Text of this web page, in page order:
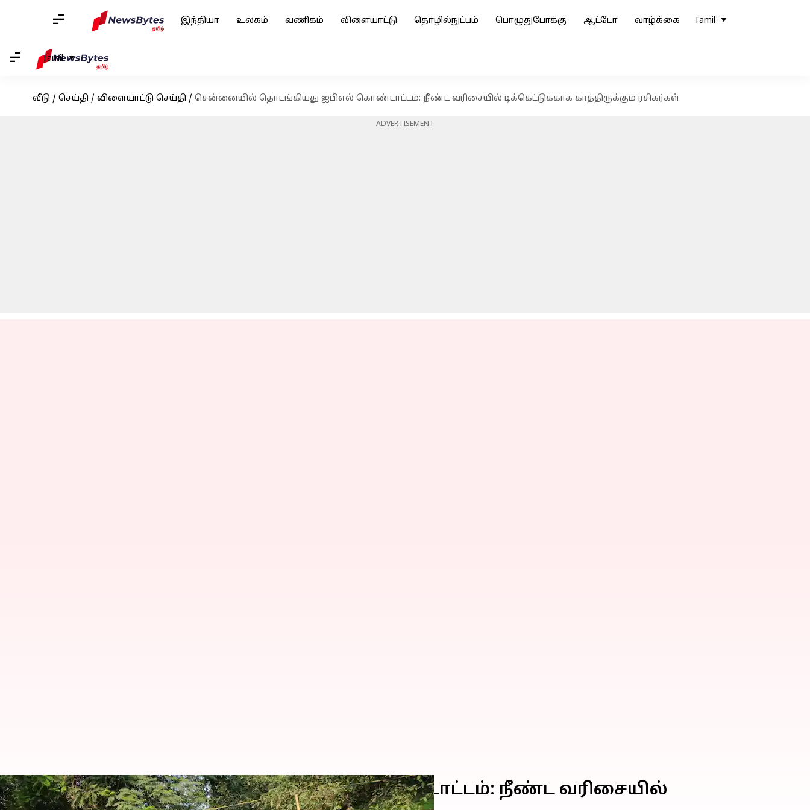
இந்தியா உலகம் வணிகம் விளையாட்டு தொழில்நுட்பம் பொழுதுபோக்கு ஆட்டோ வாழ்க்கை Tamil
Tamil
வீடு / செய்தி / விளையாட்டு செய்தி / சென்னையில் தொடங்கியது ஐபிஎல் கொண்டாட்டம்: நீண்ட வரிசையில் டிக்கெட்டுக்காக காத்திருக்கும் ரசிகர்கள்
ADVERTISEMENT
சென்னையில் தொடங்கியது ஐபிஎல் கொண்டாட்டம்: நீண்ட வரிசையில்